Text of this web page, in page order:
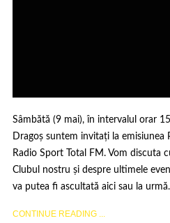
Sâmbătă (9 mai), în intervalul orar
Dragoș suntem invitați la emisiunea
Radio Sport Total FM. Vom discuta
Clubul nostru și despre ultimele
va putea fi ascultată aici sau la
CONTINUE READING ...